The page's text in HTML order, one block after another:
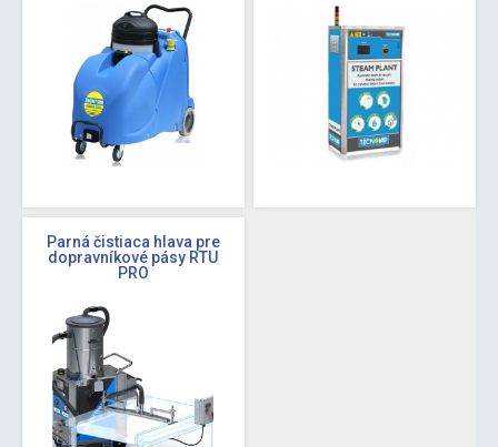
Parná čistiaca hlava pre
dopravníkové pásy RTU
PRO